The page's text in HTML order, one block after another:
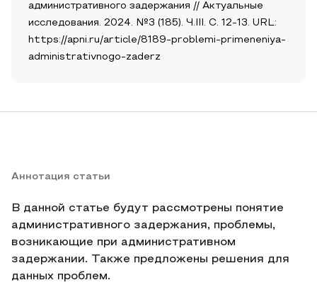
административного задержания // Актуальные
исследования. 2024. №3 (185). Ч.III. С. 12-13. URL:
https://apni.ru/article/8189-problemi-primeneniya-
administrativnogo-zaderz
Аннотация статьи
В данной статье будут рассмотрены понятие
административного задержания, проблемы,
возникающие при административном
задержании. Также предложены решения для
данных проблем.